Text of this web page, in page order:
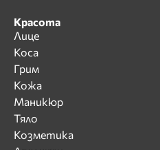
Красота
Лице
Коса
Грим
Кожа
Маникюр
Тяло
Козметика